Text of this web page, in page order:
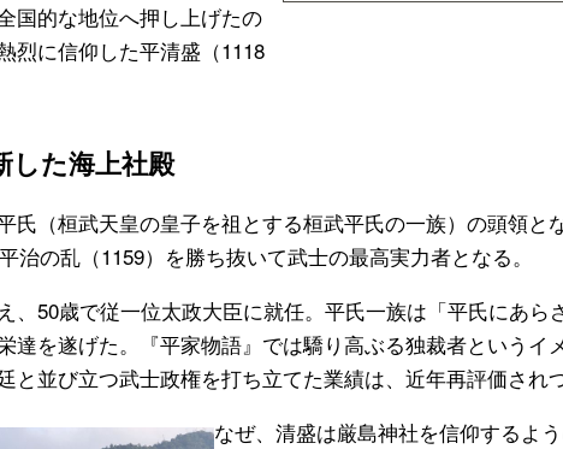
国的な地位へ押し上げたの
烈に信仰した平清盛（1118
した海上社殿
氏（桓武天皇の皇子を祖とする桓武平氏の一族）の頭領と
治の乱（1159）を勝ち抜いて武士の最高実力者となる。
、50歳で従一位太政大臣に就任。平氏一族は「平氏にあら
達を遂げた。『平家物語』では驕り高ぶる独裁者というイ
と並び立つ武士政権を打ち立てた業績は、近年再評価され
なぜ、清盛は厳島神社を信仰するよ